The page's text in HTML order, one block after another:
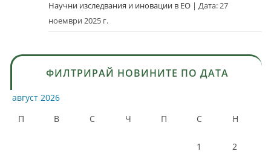
Научни изследвания и иновации в ЕО
Дата: 27
ноември 2025 г.
ФИЛТРИРАЙ НОВИНИТЕ ПО ДАТА
август 2026
П
В С Ч П С Н
1 2